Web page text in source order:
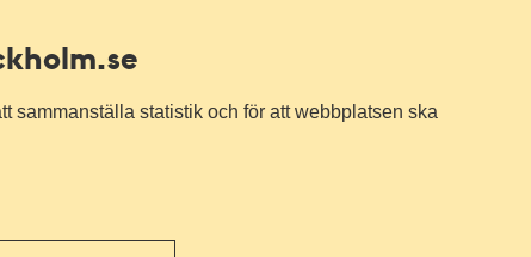
sammanställa statistik och för att webbplatsen ska